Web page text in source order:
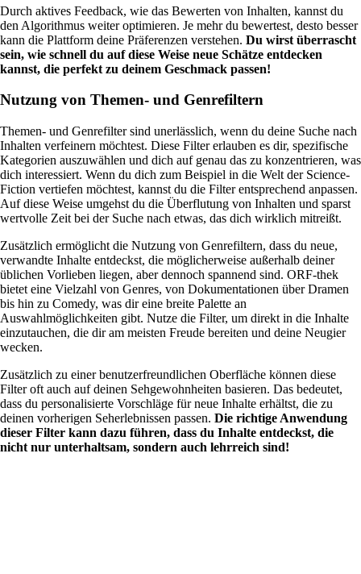
Durch aktives Feedback, wie das Bewerten von Inhalten, kannst du
den Algorithmus weiter optimieren. Je mehr du bewertest, desto besser
kann die Plattform deine Präferenzen verstehen. Du wirst überrascht
sein, wie schnell du auf diese Weise neue Schätze entdecken
kannst, die perfekt zu deinem Geschmack passen!
Nutzung von Themen- und Genrefiltern
Themen- und Genrefilter sind unerlässlich, wenn du deine Suche nach
Inhalten verfeinern möchtest. Diese Filter erlauben es dir, spezifische
Kategorien auszuwählen und dich auf genau das zu konzentrieren, was
dich interessiert. Wenn du dich zum Beispiel in die Welt der Science-
Fiction vertiefen möchtest, kannst du die Filter entsprechend anpassen.
Auf diese Weise umgehst du die Überflutung von Inhalten und sparst
wertvolle Zeit bei der Suche nach etwas, das dich wirklich mitreißt.
Zusätzlich ermöglicht die Nutzung von Genrefiltern, dass du neue,
verwandte Inhalte entdeckst, die möglicherweise außerhalb deiner
üblichen Vorlieben liegen, aber dennoch spannend sind. ORF-thek
bietet eine Vielzahl von Genres, von Dokumentationen über Dramen
bis hin zu Comedy, was dir eine breite Palette an
Auswahlmöglichkeiten gibt. Nutze die Filter, um direkt in die Inhalte
einzutauchen, die dir am meisten Freude bereiten und deine Neugier
wecken.
Zusätzlich zu einer benutzerfreundlichen Oberfläche können diese
Filter oft auch auf deinen Sehgewohnheiten basieren. Das bedeutet,
dass du personalisierte Vorschläge für neue Inhalte erhältst, die zu
deinen vorherigen Seherlebnissen passen. Die richtige Anwendung
dieser Filter kann dazu führen, dass du Inhalte entdeckst, die
nicht nur unterhaltsam, sondern auch lehrreich sind!